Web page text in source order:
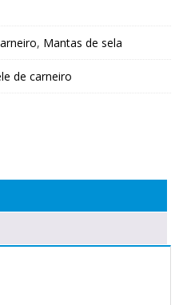
, Mantas de sela
de carneiro